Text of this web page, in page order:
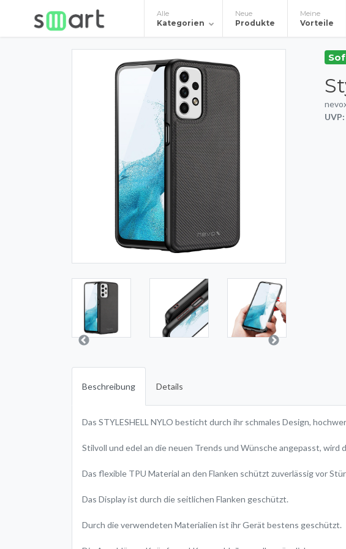
Alle
Kategorien
Neue
Produkte
Meine
Vorteile
Beschreibung Details
Das STYLESHELL NYLO besticht durch ihr schmales Design,
Stilvoll und edel an die neuen Trends und Wünsche angepasst,
Das flexible TPU Material an den Flanken schützt zuverlässig vor
Das Display ist durch die seitlichen Flanken geschützt.
Durch die verwendeten Materialien ist ihr Gerät bestens geschützt.